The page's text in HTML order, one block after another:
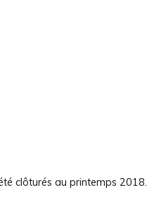
clôturés au printemps 2018.